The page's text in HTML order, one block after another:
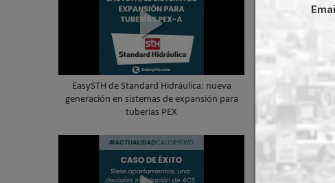
EasySTH de Standard Hidráulica: nueva
generación en sistemas de expansión para
tuberías PEX
Skywater®: el
cubierta en